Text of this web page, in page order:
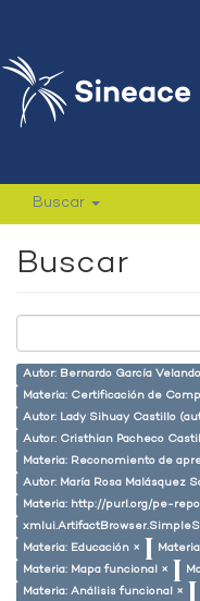
Buscar
Buscar
Autor: Bernardo García
Materia: Certificación de
Autor: Lady Sihuay Castillo
Autor: Cristhian Pacheco
Materia: Reconomiento de
Autor: María Rosa Malásquez
Materia: http://purl.org/pe-
Materia: Educación ×
Materia: Mapa funcional ×
Materia: Análisis funcional ×